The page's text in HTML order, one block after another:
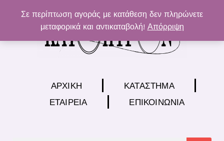
Σε περίπτωση αγοράς με κατάθεση δεν πληρώνετε
μεταφορικά και αντικαταβολή! Απόρριψη
περιεχόμενο
ΑΡΧΙΚΉ
ΚΑΤΆΣΤΗΜΑ
ΕΤΑΙΡΕΊΑ
ΕΠΙΚΟΙΝΩΝΊΑ